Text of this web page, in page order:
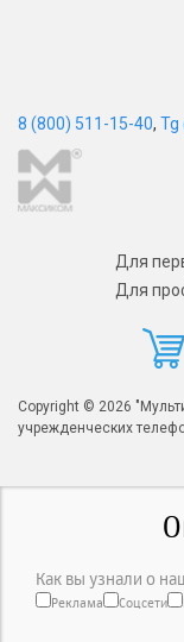
Для
Для
Copyright © 2026
учрежденческих
8 (800) 511-15-40, Tg
Как вы узнали о
Реклама Соцсети